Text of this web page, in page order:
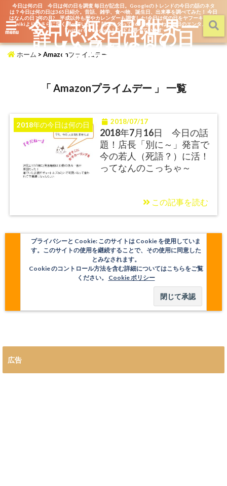
今日は何の日 今日は何の日を調査 毎日が記念日。Googleのトレンドの今日の話のネタ
は？今日は何の日は365日紹介。昔話、雑学、食べ物、誕生日、出来事を調べてみた！ 今日
はなんの日 ?何の月? 平成以外も暦やカレンダーも調査した!今日は何の日をヤフーキッズや
wikiよりもさらに深く調べています。話のネタって365日あるよね。毎日のエンタメを
TwitterもGoogleトレンドも調べています
menu 今日は何の日?世界一
詳しい今日は何の日
【今日なん？】
ホーム > Amazonプライムデー
「 Amazonプライムデー 」 一覧
2018年の今日は何の日 2018/07/17
2018年7月16日 今日の話
題！店長「別に～」発言で
今の若人（死語？）に活！
ってなんのこっちゃ～
この記事を読む
プライバシーと Cookie: このサイトは Cookie を使用していま
す。このサイトの使用を継続することで、その使用に同意した
とみなされます。
Cookie のコントロール方法を含む詳細についてはこちらをご覧
ください。 Cookie ポリシー
広告